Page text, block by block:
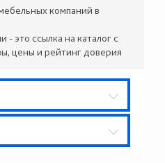
компаний в
это ссылка на каталог с
цены и рейтинг доверия